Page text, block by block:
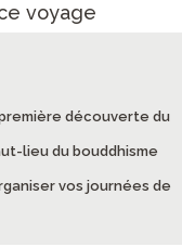
voyage
découverte du
lieu du bouddhisme
vos journées de